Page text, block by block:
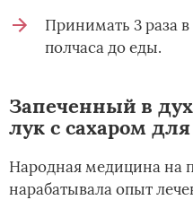
Принимать 3 раза в
полчаса до еды.
Запеченный в
лук с сахаром
Народная медицина на
нарабатывала опыт